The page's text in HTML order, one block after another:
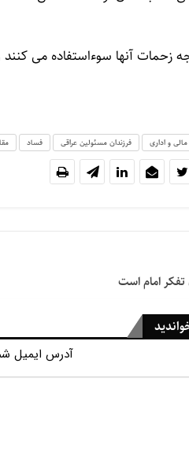
زحمات آنها سوءاستفاده می
و اداری فرزندان مسئولین عراقی فساد
امام است
آدرس ایمیل